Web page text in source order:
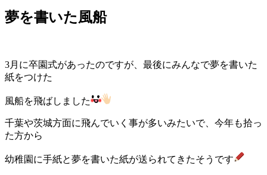
夢を書いた風船
3月に卒園式があったのですが、最後にみんなで夢を書いた
紙をつけた
風船を飛ばしました
千葉や茨城方面に飛んでいく事が多いみたいで、今年も拾っ
た方から
幼稚園に手紙と夢を書いた紙が送られてきたそうです